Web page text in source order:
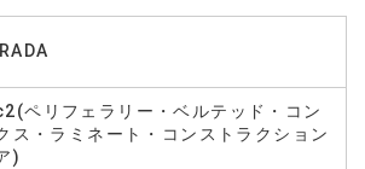
ペリフェラリー・ベルテッド・コン
ス・ラミネート・コンストラクション
)